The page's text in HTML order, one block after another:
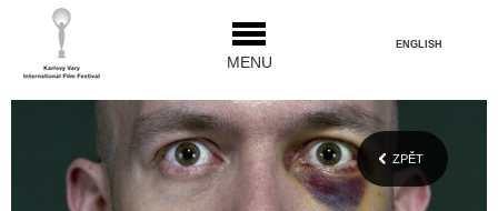
MENU
ENGLISH
ZPĚT